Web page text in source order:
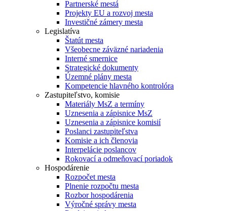
Partnerské mestá
Projekty EU a rozvoj mesta
Investičné zámery mesta
Legislatíva
Štatút mesta
Všeobecne záväzné nariadenia
Interné smernice
Strategické dokumenty
Územné plány mesta
Kompetencie hlavného kontrolóra
Zastupiteľstvo, komisie
Materiály MsZ a termíny
Uznesenia a zápisnice MsZ
Uznesenia a zápisnice komisií
Poslanci zastupiteľstva
Komisie a ich členovia
Interpelácie poslancov
Rokovací a odmeňovací poriadok
Hospodárenie
Rozpočet mesta
Plnenie rozpočtu mesta
Rozbor hospodárenia
Výročné správy mesta